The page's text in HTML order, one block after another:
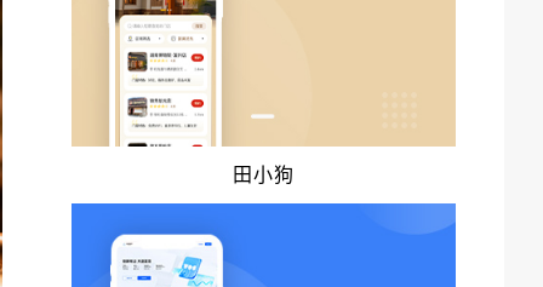
田小狗